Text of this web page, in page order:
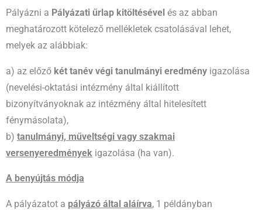
Pályázni a Pályázati űrlap kitöltésével és az abban
meghatározott kötelező mellékletek csatolásával lehet,
melyek az alábbiak:
a) az előző két tanév végi tanulmányi eredmény igazolása
(nevelési-oktatási intézmény által kiállított
bizonyítványoknak az intézmény által hitelesített
fénymásolata),
b) tanulmányi, műveltségi vagy szakmai
versenyeredmények igazolása (ha van).
A benyújtás módja
A pályázatot a pályázó által aláírva, 1 példányban